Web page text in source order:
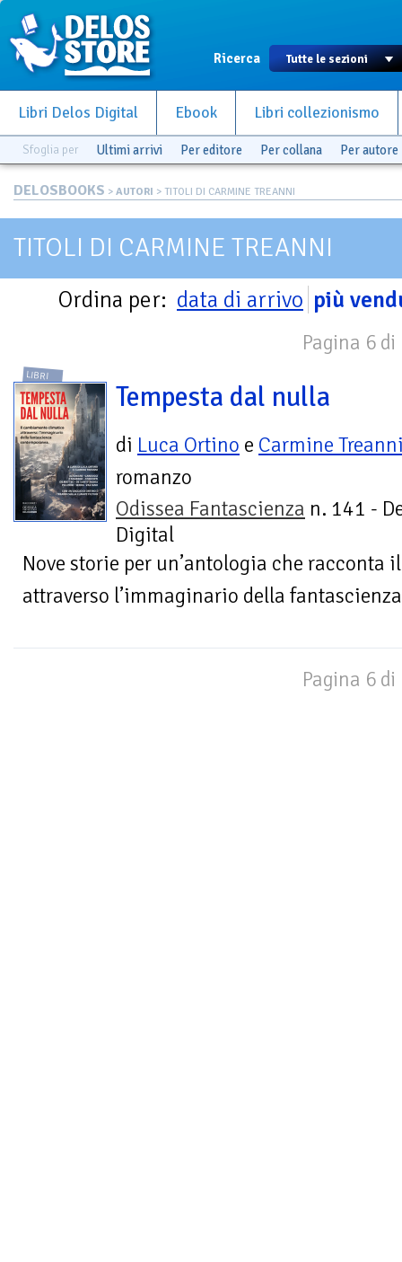
Ricerca
Libri Delos Digital Ebook Libri collezionismo
Sfoglia per Ultimi arrivi Per editore Per collana Per autore
DELOSBOOKS > AUTORI > TITOLI DI CARMINE TREANNI
TITOLI DI CARMINE TREANNI
Ordina per: data di arrivo più
Pagina 6 di
LIBRI
Tempesta dal nulla
di Luca Ortino e Carmine
romanzo
Odissea Fantascienza n. 141 -
Digital
Nove storie per un’antologia che
attraverso l’immaginario della
Pagina 6 di